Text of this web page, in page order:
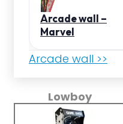
Arcade wall –
Marvel
Arcade wall >>
Lowboy